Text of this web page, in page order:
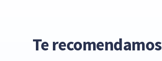
Te recomendamos